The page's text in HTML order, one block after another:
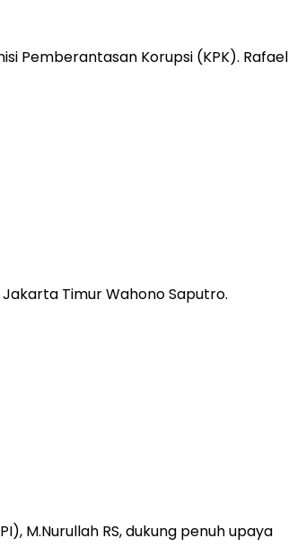
Pemberantasan Korupsi (KPK). Rafael
Timur Wahono Saputro.
M.Nurullah RS, dukung penuh upaya